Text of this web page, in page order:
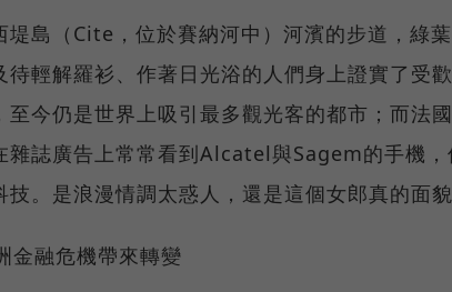
堤島（Cite，位於賽納河中）河濱的步道，綠
待輕解羅衫、作著日光浴的人們身上證實了受歡
至今仍是世界上吸引最多觀光客的都市；而法
雜誌廣告上常常看到Alcatel與Sagem的手機
技。是浪漫情調太惑人，還是這個女郎真的面
金融危機帶來轉變